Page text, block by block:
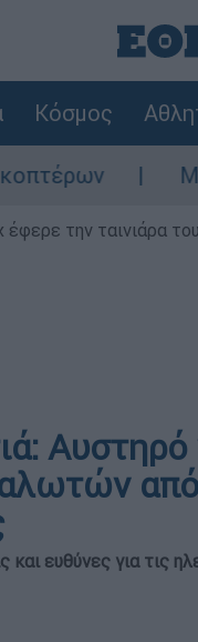
Κόσμος
Μπαράζ
την ταινιάρα
Αυστηρό
και ευθύνες για τις